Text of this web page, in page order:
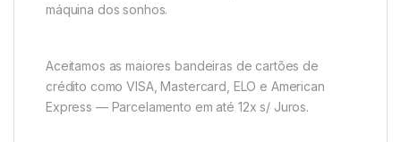
máquina dos sonhos.
Aceitamos as maiores bandeiras de cartões de
crédito como VISA, Mastercard, ELO e American
Express — Parcelamento em até 12x s/ Juros.